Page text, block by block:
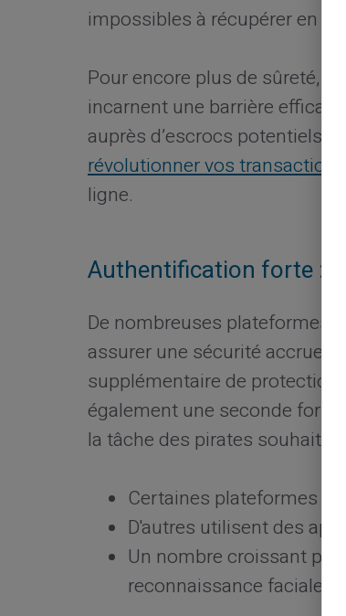
impossibles à récupérer en
Pour encore plus de sûreté,
incarnent une barrière
auprès d’escrocs potentiels.
révolutionner vos transactions
ligne.
Authentification forte :
De nombreuses plateformes
assurer une sécurité accrue
supplémentaire de
également une seconde
la tâche des pirates
Certaines plateformes
D'autres utilisent des
Un nombre croissant
reconnaissance faciale).